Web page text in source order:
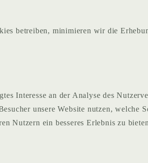
betreiben, minimieren wir die
Interesse an der Analyse des
unsere Website nutzen, welche
Nutzern ein besseres Erlebnis zu